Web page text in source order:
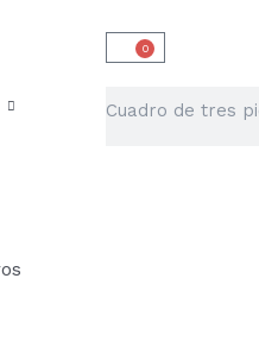
0
Carrito